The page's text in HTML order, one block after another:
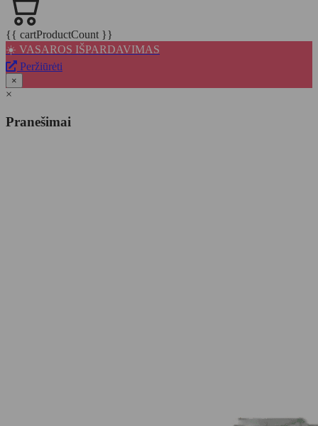
{{ cartProductCount }}
☀️ VASAROS IŠPARDAVIMAS
Peržiūrėti
×
×
Pranešimai